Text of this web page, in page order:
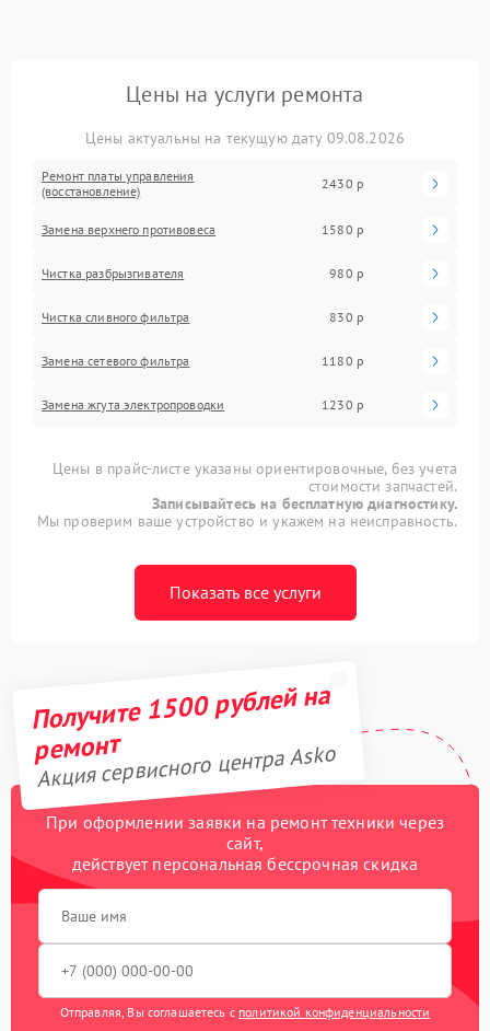
Цены на услуги ремонта
Цены актуальны на текущую дату 09.08.2026
Ремонт платы управления
(восстановление)
2430 р
Замена верхнего противовеса 1580 р
Чистка разбрызгивателя 980 р
Чистка сливного фильтра 830 р
Замена сетевого фильтра 1180 р
Замена жгута электропроводки 1230 р
Цены в прайс-листе указаны ориентировочные, без учета
стоимости запчастей.
Записывайтесь на бесплатную диагностику.
Мы проверим ваше устройство и укажем на неисправность.
Показать все услуги
Получите 1500 рублей на
ремонт
Акция сервисного центра Asko
При оформлении заявки на ремонт техники через
сайт,
действует персональная бессрочная скидка
Отправляя, Вы соглашаетесь с политикой конфиденциальности